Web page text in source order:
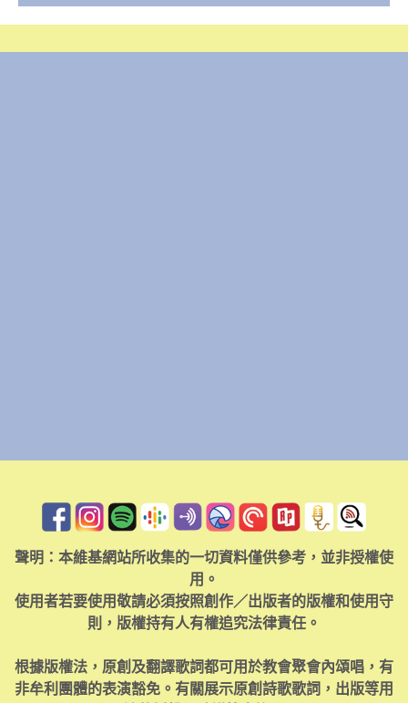
聲明：本維基網站所收集的一切資料僅供參考，並非授權使
用。
使用者若要使用敬請必須按照創作／出版者的版權和使用守
則，版權持有人有權追究法律責任。
根據版權法，原創及翻譯歌詞都可用於教會聚會內頌唱，有
非牟利團體的表演豁免。有關展示原創詩歌歌詞，出版等用